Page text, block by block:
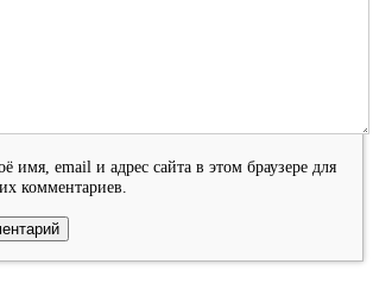
имя, email и адрес сайта в этом браузере для
комментариев.